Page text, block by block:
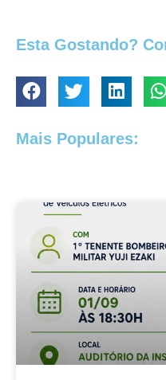
Esta Gostando?
Mais Populares: